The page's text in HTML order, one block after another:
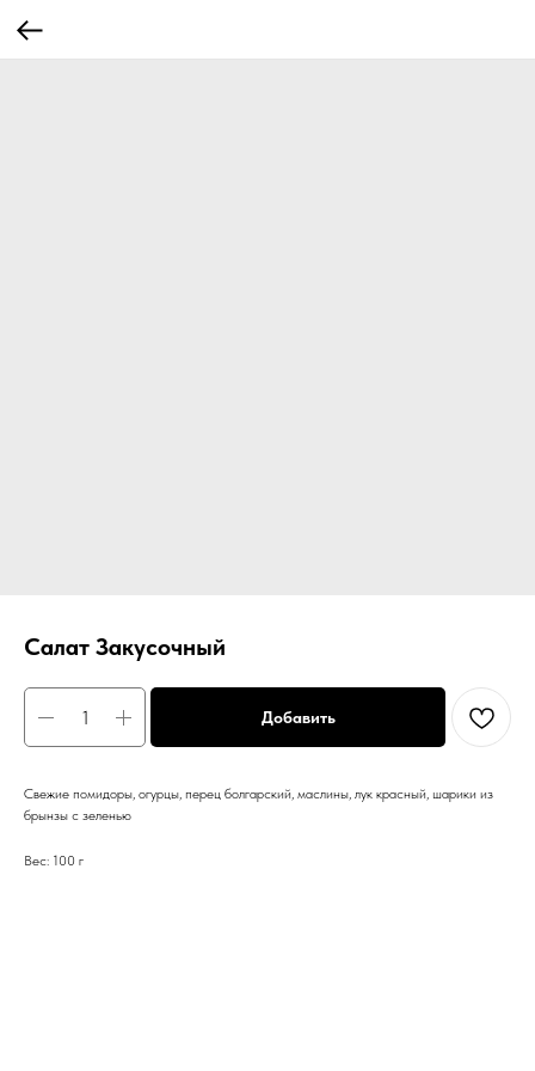
Салат Закусочный
Добавить
Свежие помидоры, огурцы, перец болгарский, маслины, лук красный, шарики из
брынзы с зеленью
Вес: 100 г